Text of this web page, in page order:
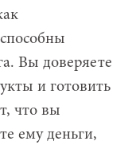
Вы доверяете
и готовить
что вы
ему деньги,